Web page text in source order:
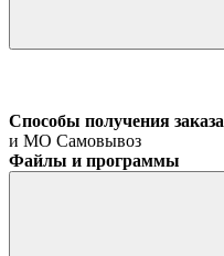
Способы получения заказа
и МО Самовывоз
Файлы и программы